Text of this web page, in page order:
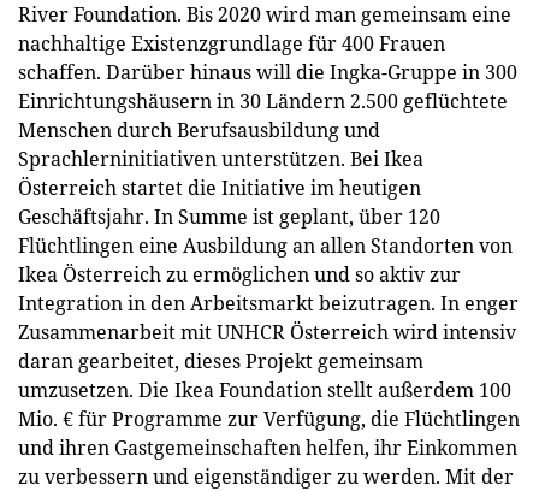
River Foundation. Bis 2020 wird man gemeinsam eine
nachhaltige Existenzgrundlage für 400 Frauen
schaffen. Darüber hinaus will die Ingka-Gruppe in 300
Einrichtungshäusern in 30 Ländern 2.500 geflüchtete
Menschen durch Berufsausbildung und
Sprachlerninitiativen unterstützen. Bei Ikea
Österreich startet die Initiative im heutigen
Geschäftsjahr. In Summe ist geplant, über 120
Flüchtlingen eine Ausbildung an allen Standorten von
Ikea Österreich zu ermöglichen und so aktiv zur
Integration in den Arbeitsmarkt beizutragen. In enger
Zusammenarbeit mit UNHCR Österreich wird intensiv
daran gearbeitet, dieses Projekt gemeinsam
umzusetzen. Die Ikea Foundation stellt außerdem 100
Mio. € für Programme zur Verfügung, die Flüchtlingen
und ihren Gastgemeinschaften helfen, ihr Einkommen
zu verbessern und eigenständiger zu werden. Mit der